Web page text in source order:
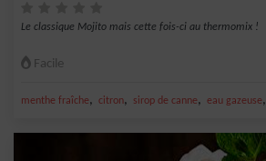
Le classique Mojito mais cette fois-ci au thermomix !
Facile
menthe fraîche, citron, sirop de canne, eau gazeuse,